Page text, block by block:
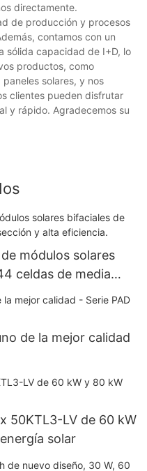
directamente.
de producción y procesos
contamos con un
sólida capacidad de I+D, lo
productos, como
solares, y nos
clientes pueden disfrutar
y rápido. Agradecemos su
módulos solares
celdas de media
de la mejor calidad
50KTL3-LV de 60 kW
solar